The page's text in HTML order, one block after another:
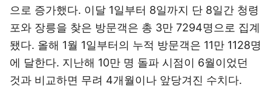
으로 증가했다. 이달 1일부터 8일까지 단 8일간 청령
포와 장릉을 찾은 방문객은 총 3만 7294명으로 집계
됐다. 올해 1월 1일부터의 누적 방문객은 11만 1128명
에 달한다. 지난해 10만 명 돌파 시점이 6월이었던
것과 비교하면 무려 4개월이나 앞당겨진 수치다.